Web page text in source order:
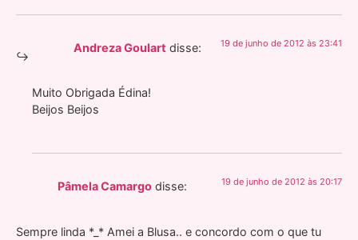
Andreza Goulart disse: 19 de junho de 2012 às 23:41
Muito Obrigada Édina!
Beijos Beijos
Pâmela Camargo disse: 19 de junho de 2012 às 20:17
Sempre linda *_* Amei a Blusa.. e concordo com o que tu